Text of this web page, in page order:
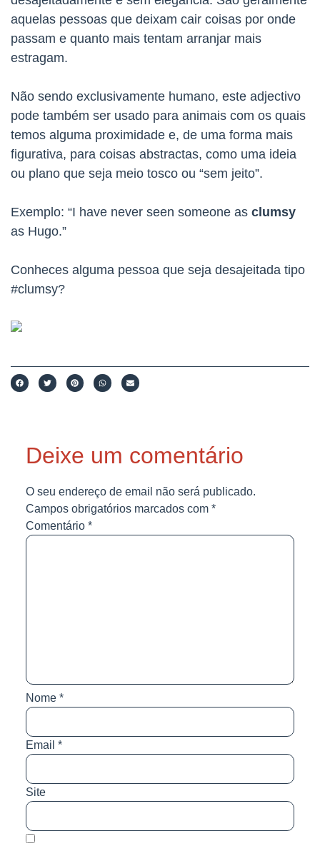
aquelas pessoas que deixam cair coisas por onde
passam e quanto mais tentam arranjar mais
estragam.
Não sendo exclusivamente humano, este adjectivo
pode também ser usado para animais com os quais
temos alguma proximidade e, de uma forma mais
figurativa, para coisas abstractas, como uma ideia
ou plano que seja meio tosco ou “sem jeito”.
Exemplo: “I have never seen someone as clumsy
as Hugo.”
Conheces alguma pessoa que seja desajeitada tipo
#clumsy?
Deixe um comentário
O seu endereço de email não será publicado.
Campos obrigatórios marcados com *
Comentário *
Nome *
Email *
Site